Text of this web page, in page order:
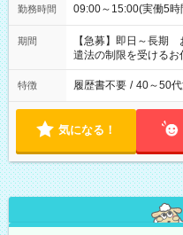
勤務時間 09:00～15:00(実働5
期間
【急募】即日～長期
遣法の制限を受ける
特徴 履歴書不要 / 40～50
気になる！